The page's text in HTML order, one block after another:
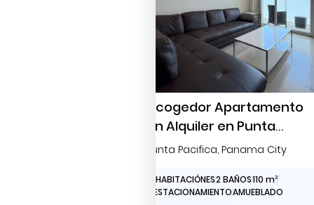
Acogedor Apartamento
en Alquiler en Punta
Pacífica
Punta Pacifica, Panama City
2 HABITACIÓNES2 BAÑOS110 m2
1 ESTACIONAMIENTOAMUEBLADO